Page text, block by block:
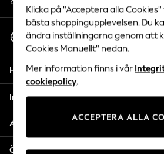
50 - 92cm
98 - 110cm
116 - 134cm
140 - 174cm
Trending: Top & Short Sets
Trending: Clogs
All Clothing
Coats & Jackets
Sweatshirts & Hoodies
Logga in på ditt konto
Välj Språk
Svenska
Hjälp
Integritet & Juridik
Avdelningar
Övriga tjänster
Klicka på "Acceptera alla
bästa shoppingupplevelsen. Du
ändra inställningarna genom att
Cookies Manuellt" nedan.
Mer information finns i vår
cookiepolicy.
ACCEPTERA ALLA